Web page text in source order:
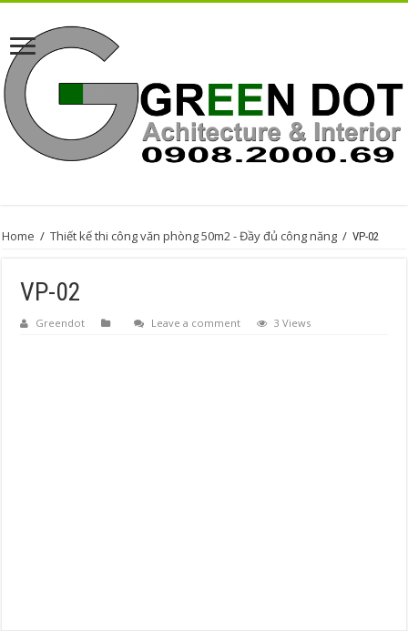
Home / Thiết kế thi công văn phòng 50m2 - Đầy đủ công năng / VP-02
VP-02
Greendot Leave a comment 3 Views